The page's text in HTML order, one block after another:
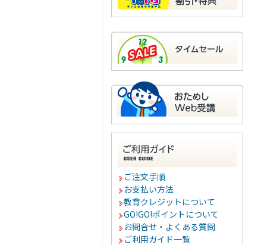
ご注文手順
お支払い方法
教育クレジットについて
GO!GO!ポイントについて
お問合せ・よくある質問
ご利用ガイド一覧